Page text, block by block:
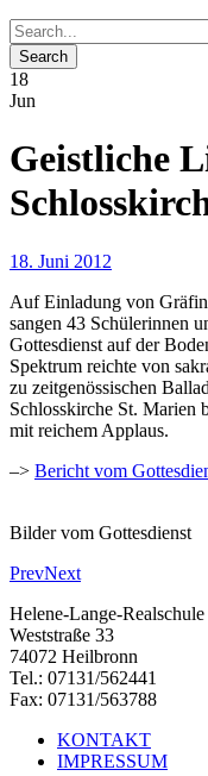
18
Jun
Geistliche
18. Juni 2012
Auf Einladung von
sangen 43 Schülerinnen
Gottesdienst auf der
Spektrum reichte von
zu zeitgenössischen
Schlosskirche St. Marien
mit reichem Applaus.
–> Bericht vom
Bilder vom Gottesdienst
PrevNext
Helene-Lange-
Weststraße 33
74072 Heilbronn
Tel.: 07131/562441
Fax: 07131/563788
KONTAKT
IMPRESSUM